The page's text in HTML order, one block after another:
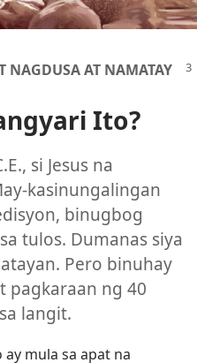
NAGDUSA AT NAMATAY
Ito?
si Jesus na
kasinungalingan
binugbog
tulos. Dumanas siya
Pero binuhay
pagkaraan ng 40
langit.
mula sa apat na